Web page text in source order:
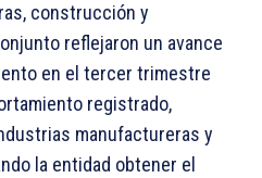
construcción y
reflejaron un avance
en el tercer trimestre
registrado,
manufactureras y
la entidad obtener el